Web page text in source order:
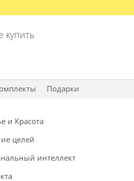
купить
Подарки
и Красота
целей
интеллект